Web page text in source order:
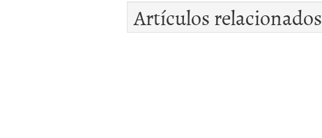
Artículos relacionados